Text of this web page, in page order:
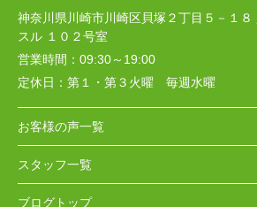
神奈川県川崎市川崎区貝塚２丁目５－１８
スル １０２号室
営業時間： 09:30～19:00
定休日： 第１・第３火曜 毎週水曜
お客様の声一覧
スタッフ一覧
ブログトップ